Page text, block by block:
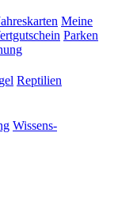
Meine
Parken
Reptilien
Wissens-